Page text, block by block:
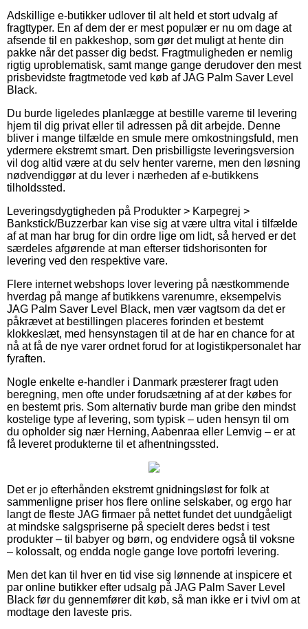
Adskillige e-butikker udlover til alt held et stort udvalg af
fragttyper. En af dem der er mest populær er nu om dage at
afsende til en pakkeshop, som gør det muligt at hente din
pakke når det passer dig bedst. Fragtmuligheden er nemlig
rigtig uproblematisk, samt mange gange derudover den mest
prisbevidste fragtmetode ved køb af JAG Palm Saver Level
Black.
Du burde ligeledes planlægge at bestille varerne til levering
hjem til dig privat eller til adressen på dit arbejde. Denne
bliver i mange tilfælde en smule mere omkostningsfuld, men
ydermere ekstremt smart. Den prisbilligste leveringsversion
vil dog altid være at du selv henter varerne, men den løsning
nødvendiggør at du lever i nærheden af e-butikkens
tilholdssted.
Leveringsdygtigheden på Produkter > Karpegrej >
Bankstick/Buzzerbar kan vise sig at være ultra vital i tilfælde
af at man har brug for din ordre lige om lidt, så herved er det
særdeles afgørende at man efterser tidshorisonten for
levering ved den respektive vare.
Flere internet webshops lover levering på næstkommende
hverdag på mange af butikkens varenumre, eksempelvis
JAG Palm Saver Level Black, men vær vagtsom da det er
påkrævet at bestillingen placeres forinden et bestemt
klokkeslæt, med hensynstagen til at de har en chance for at
nå at få de nye varer ordnet forud for at logistikpersonalet har
fyraften.
Nogle enkelte e-handler i Danmark præsterer fragt uden
beregning, men ofte under forudsætning af at der købes for
en bestemt pris. Som alternativ burde man gribe den mindst
kostelige type af levering, som typisk – uden hensyn til om
du opholder sig nær Herning, Aabenraa eller Lemvig – er at
få leveret produkterne til et afhentningssted.
Det er jo efterhånden ekstremt gnidningsløst for folk at
sammenligne priser hos flere online selskaber, og ergo har
langt de fleste JAG firmaer på nettet fundet det uundgåeligt
at mindske salgspriserne på specielt deres bedst i test
produkter – til babyer og børn, og endvidere også til voksne
– kolossalt, og endda nogle gange love portofri levering.
Men det kan til hver en tid vise sig lønnende at inspicere et
par online butikker efter udsalg på JAG Palm Saver Level
Black før du gennemfører dit køb, så man ikke er i tvivl om at
modtage den laveste pris.